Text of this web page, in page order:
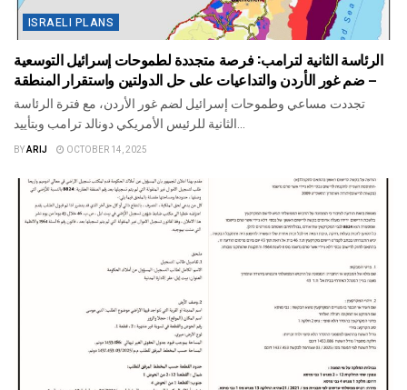
ISRAELI PLANS
الرئاسة الثانية لترامب: فرصة متجددة لطموحات إسرائيل التوسعية
– ضم غور الأردن والتداعيات على حل الدولتين واستقرار المنطقة
تجددت مساعي وطموحات إسرائيل لضم غور الأردن، مع فترة الرئاسة
BYARIJ OCTOBER 14, 2025